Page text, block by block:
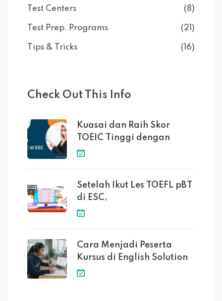
Test Centers (8)
Test Prep. Programs (21)
Tips & Tricks (16)
Check Out This Info
Kuasai dan Raih Skor
TOEIC Tinggi dengan
Setelah Ikut Les TOEFL pBT
di ESC,
Cara Menjadi Peserta
Kursus di English Solution